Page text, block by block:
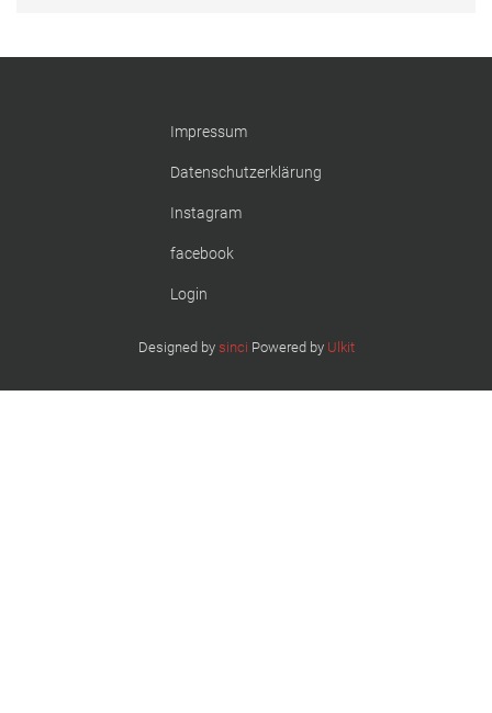
Impressum
Datenschutzerklärung
Instagram
facebook
Login
Designed by sinci Powered by Ulkit